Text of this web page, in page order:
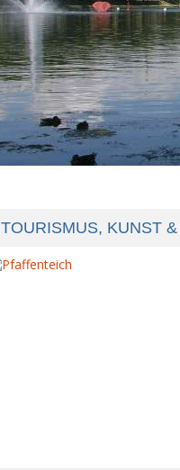
TOURISMUS, KUNST